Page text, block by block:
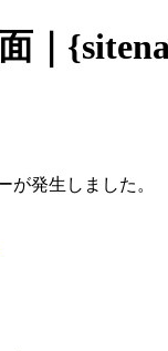
｜
が発生しました。